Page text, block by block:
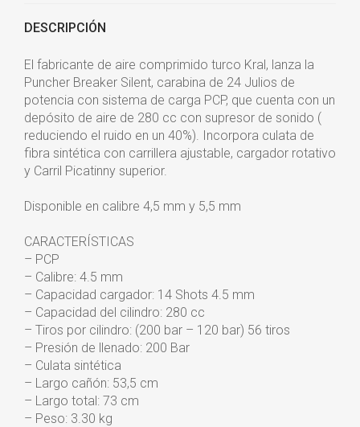
DESCRIPCIÓN
El fabricante de aire comprimido turco Kral, lanza la
Puncher Breaker Silent, carabina de 24 Julios de
potencia con sistema de carga PCP, que cuenta con un
depósito de aire de 280 cc con supresor de sonido (
reduciendo el ruido en un 40%). Incorpora culata de
fibra sintética con carrillera ajustable, cargador rotativo
y Carril Picatinny superior.
Disponible en calibre 4,5 mm y 5,5 mm
CARACTERÍSTICAS
– PCP
– Calibre: 4.5 mm
– Capacidad cargador: 14 Shots 4.5 mm
– Capacidad del cilindro: 280 cc
– Tiros por cilindro: (200 bar – 120 bar) 56 tiros
– Presión de llenado: 200 Bar
– Culata sintética
– Largo cañón: 53,5 cm
– Largo total: 73 cm
– Peso: 3.30 kg